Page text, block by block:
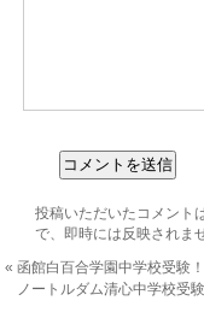
投稿いただいたコメント
で、即時には反映されま
«函館白百合学園中学校受験
ノートルダム清心中学校受